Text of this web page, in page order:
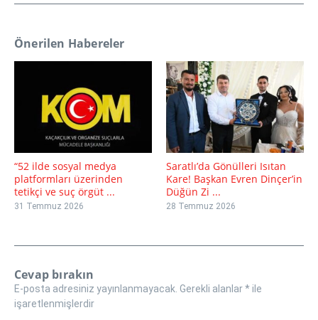
Önerilen Habereler
“52 ilde sosyal medya
platformları üzerinden
tetikçi ve suç örgüt ...
31 Temmuz 2026
Saratlı’da Gönülleri Isıtan
Kare! Başkan Evren Dinçer’in
Düğün Zi ...
28 Temmuz 2026
Cevap bırakın
E-posta adresiniz yayınlanmayacak. Gerekli alanlar*ile
işaretlenmişlerdir